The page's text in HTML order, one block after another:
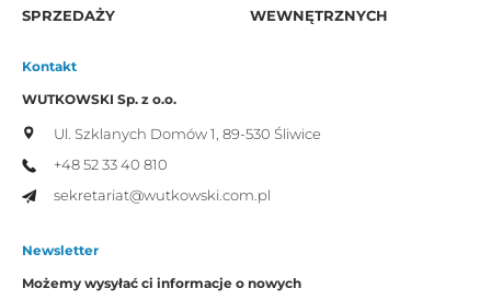
SPRZEDAŻY
WEWNĘTRZNYCH
Kontakt
WUTKOWSKI Sp. z o.o.
Ul. Szklanych Domów 1, 89-530 Śliwice
+48 52 33 40 810
sekretariat@wutkowski.com.pl
Newsletter
Możemy wysyłać ci informacje o nowych